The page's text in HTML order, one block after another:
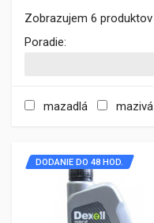
Zobrazujem 6 produktov
Poradie:
mazadlá mazivá
DODANIE DO 48 HOD.